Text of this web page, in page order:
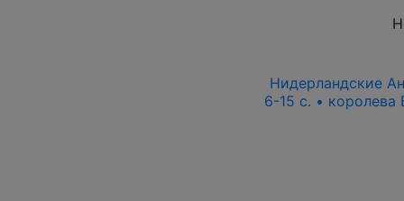
Нидерландские
6-15 c. • королева